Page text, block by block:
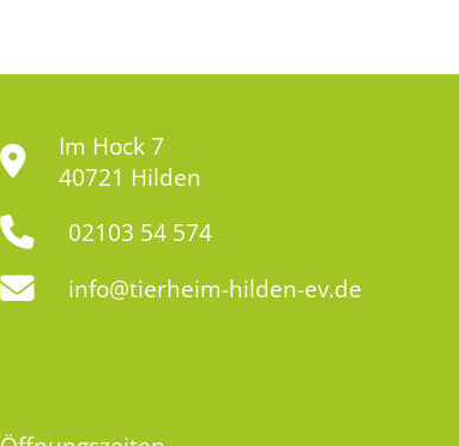
Im Hock 7
40721 Hilden
02103 54 574
info@tierheim-hilden-ev.de